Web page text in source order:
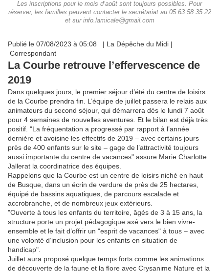
Les inscriptions pour le mois d’août sont toujours possibles. Pour
réserver, les familles peuvent contacter le secrétariat au 05 63 58 35 22
et sur info.lamicale@gmail.com
Publié le 07/08/2023 à 05:08 | La Dépêche du Midi |
Correspondant
La Courbe retrouve l’effervescence de
2019
Dans quelques jours, le premier séjour d’été du centre de loisirs
de la Courbe prendra fin. L’équipe de juillet passera le relais aux
animateurs du second séjour, qui démarrera dès le lundi 7 août
pour 4 semaines de nouvelles aventures. Et le bilan est déjà très
positif. "La fréquentation a progressé par rapport à l’année
dernière et avoisine les effectifs de 2019 – avec certains jours
près de 400 enfants sur le site – gage de l’attractivité toujours
aussi importante du centre de vacances" assure Marie Charlotte
Jallerat la coordinatrice des équipes.
Rappelons que la Courbe est un centre de loisirs niché en haut
de Busque, dans un écrin de verdure de près de 25 hectares,
équipé de bassins aquatiques, de parcours escalade et
accrobranche, et de nombreux jeux extérieurs.
"Ouverte à tous les enfants du territoire, âgés de 3 à 15 ans, la
structure porte un projet pédagogique axé vers le bien vivre-
ensemble et le fait d’offrir un "esprit de vacances" à tous – avec
une volonté d’inclusion pour les enfants en situation de
handicap".
Juillet aura proposé quelque temps forts comme les animations
de découverte de la faune et la flore avec Crysanime Nature et la